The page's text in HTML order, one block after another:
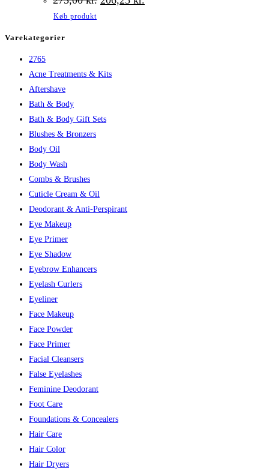
oprindeligeaktuelle
Køb produkt
Varekategorier
2765
Acne Treatments & Kits
Aftershave
Bath & Body
Bath & Body Gift Sets
Blushes & Bronzers
Body Oil
Body Wash
Combs & Brushes
Cuticle Cream & Oil
Deodorant & Anti-Perspirant
Eye Makeup
Eye Primer
Eye Shadow
Eyebrow Enhancers
Eyelash Curlers
Eyeliner
Face Makeup
Face Powder
Face Primer
Facial Cleansers
False Eyelashes
Feminine Deodorant
Foot Care
Foundations & Concealers
Hair Care
Hair Color
Hair Dryers